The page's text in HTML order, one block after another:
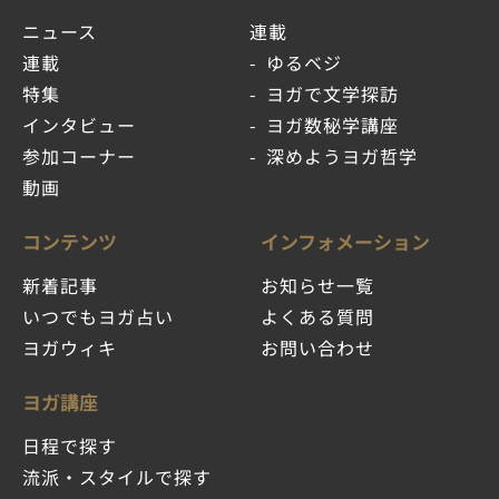
ニュース
連載
特集
インタビュー
参加コーナー
動画
連載
ゆるベジ
ヨガで文学探訪
ヨガ数秘学講座
深めようヨガ哲学
コンテンツ
新着記事
いつでもヨガ占い
ヨガウィキ
ヨガ講座
日程で探す
流派・スタイルで探す
インフォメーション
お知らせ一覧
よくある質問
お問い合わせ